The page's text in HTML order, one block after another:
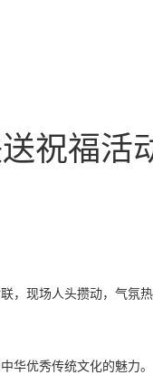
祝福活
，现场人头攒动，气氛
华优秀传统文化的魅力。